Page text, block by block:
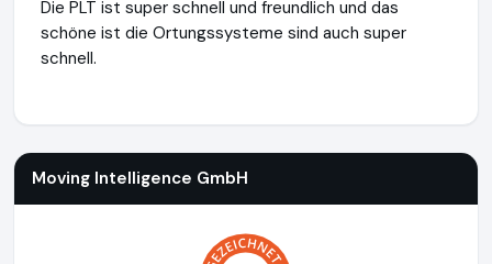
Die PLT ist super schnell und freundlich und das
schöne ist die Ortungssysteme sind auch super
schnell.
Moving Intelligence GmbH